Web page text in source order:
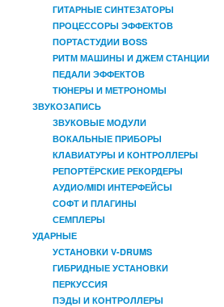
ГИТАРНЫЕ СИНТЕЗАТОРЫ
ПРОЦЕССОРЫ ЭФФЕКТОВ
ПОРТАСТУДИИ BOSS
РИТМ МАШИНЫ И ДЖЕМ СТАНЦИИ
ПЕДАЛИ ЭФФЕКТОВ
ТЮНЕРЫ И МЕТРОНОМЫ
ЗВУКОЗАПИСЬ
ЗВУКОВЫЕ МОДУЛИ
ВОКАЛЬНЫЕ ПРИБОРЫ
КЛАВИАТУРЫ И КОНТРОЛЛЕРЫ
РЕПОРТЁРСКИЕ РЕКОРДЕРЫ
АУДИО/MIDI ИНТЕРФЕЙСЫ
СОФТ И ПЛАГИНЫ
СЕМПЛЕРЫ
УДАРНЫЕ
УСТАНОВКИ V-DRUMS
ГИБРИДНЫЕ УСТАНОВКИ
ПЕРКУССИЯ
ПЭДЫ И КОНТРОЛЛЕРЫ